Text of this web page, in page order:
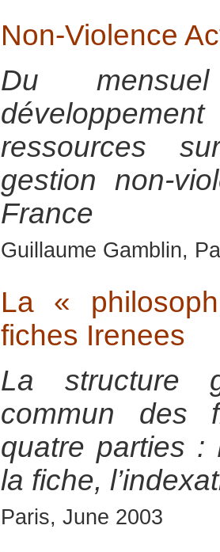
Non-Violence
Du
ressources
gestion non-
France
Guillaume Gamblin,
La «
fiches Irenees
La structure
commun des
quatre parties :
la fiche,
Paris, June 2003